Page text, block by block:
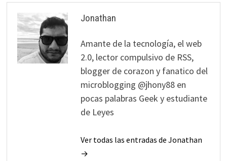
Jonathan
Amante de la tecnología, el web
2.0, lector compulsivo de RSS,
blogger de corazon y fanatico del
microblogging @jhony88 en
pocas palabras Geek y estudiante
de Leyes
Ver todas las entradas de Jonathan
→